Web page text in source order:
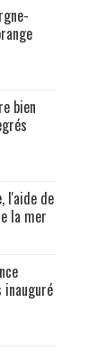
bien
l'aide de
la mer
inauguré